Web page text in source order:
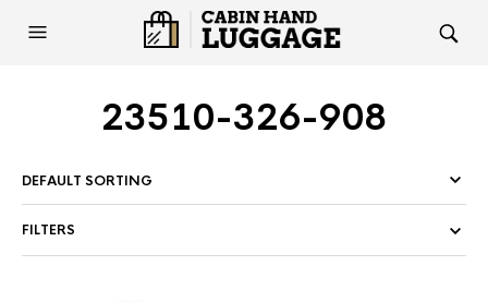
23510-326-908
FILTERS